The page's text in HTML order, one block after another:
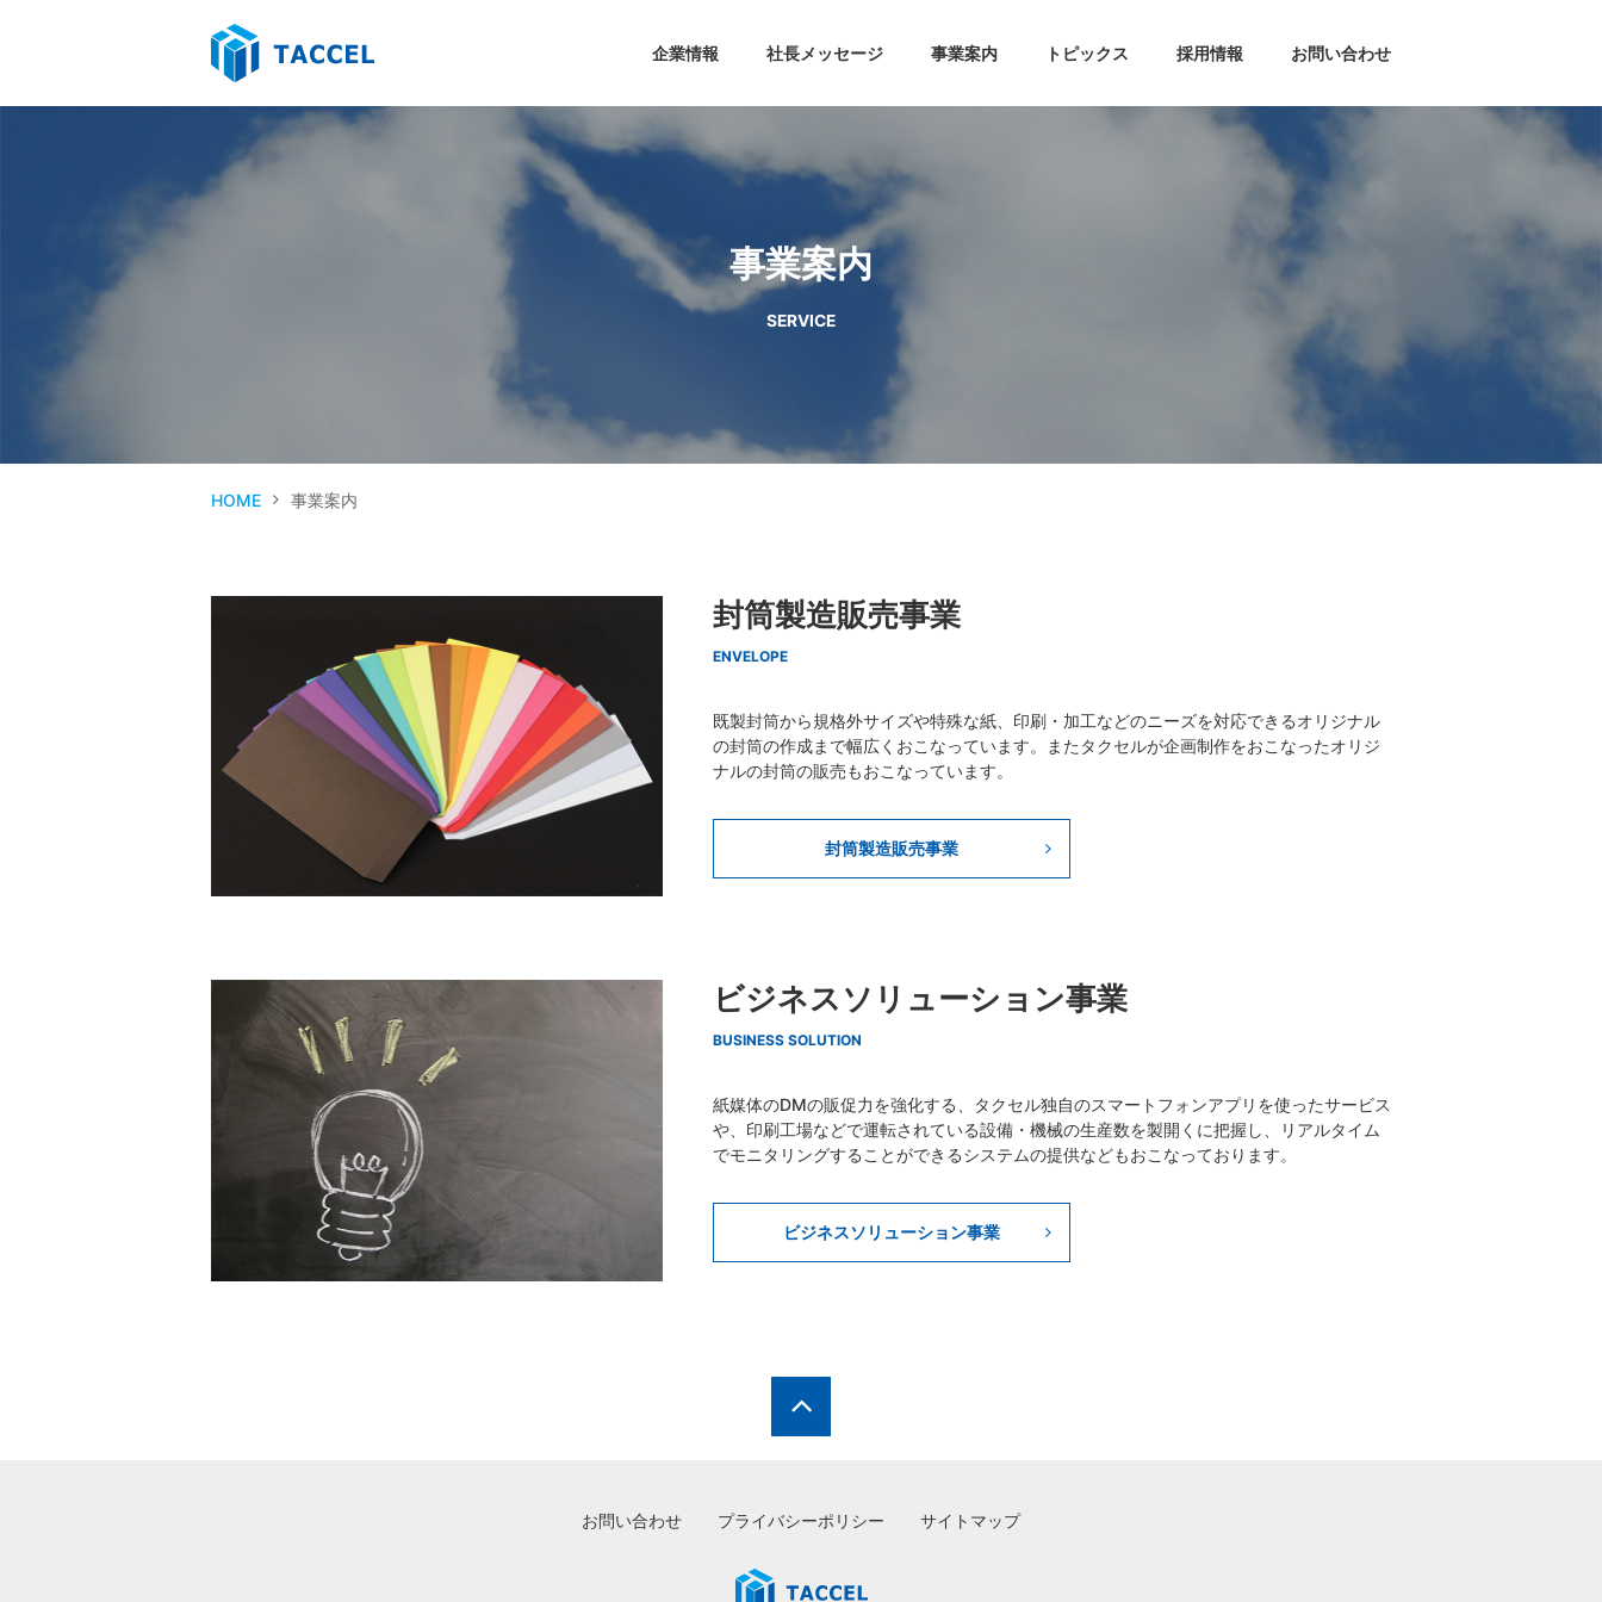
企業情報 社長メッセージ 事業案内 トピックス 採用情報 お問い合わせ
事業案内
SERVICE
HOME 事業案内
封筒製造販売事業
ENVELOPE
既製封筒から規格外サイズや特殊な紙、印刷・加工などのニーズを対応できるオリジナル
の封筒の作成まで幅広くおこなっています。またタクセルが企画制作をおこなったオリジ
ナルの封筒の販売もおこなっています。
封筒製造販売事業
ビジネスソリューション事業
BUSINESS SOLUTION
紙媒体のDMの販促力を強化する、タクセル独自のスマートフォンアプリを使ったサービス
や、印刷工場などで運転されている設備・機械の生産数を製開くに把握し、リアルタイム
でモニタリングすることができるシステムの提供などもおこなっております。
ビジネスソリューション事業
お問い合わせ プライバシーポリシー サイトマップ